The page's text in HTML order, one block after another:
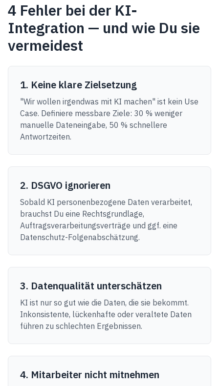
4 Fehler bei der KI-
Integration — und wie Du sie
vermeidest
1. Keine klare Zielsetzung
"Wir wollen irgendwas mit KI machen" ist kein Use
Case. Definiere messbare Ziele: 30 % weniger
manuelle Dateneingabe, 50 % schnellere
Antwortzeiten.
2. DSGVO ignorieren
Sobald KI personenbezogene Daten verarbeitet,
brauchst Du eine Rechtsgrundlage,
Auftragsverarbeitungsverträge und ggf. eine
Datenschutz-Folgenabschätzung.
3. Datenqualität unterschätzen
KI ist nur so gut wie die Daten, die sie bekommt.
Inkonsistente, lückenhafte oder veraltete Daten
führen zu schlechten Ergebnissen.
4. Mitarbeiter nicht mitnehmen